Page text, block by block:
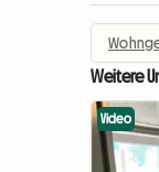
Weitere
Video